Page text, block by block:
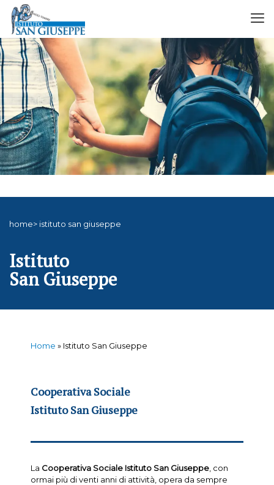
home> istituto san giuseppe
Istituto
San Giuseppe
Home » Istituto San Giuseppe
Cooperativa Sociale
Istituto San Giuseppe
La Cooperativa Sociale Istituto San Giuseppe, con
ormai più di venti anni di attività, opera da sempre